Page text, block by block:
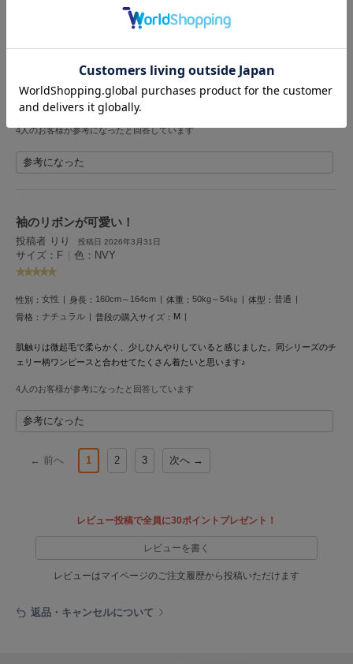
ミュシャ
NEW Balance
nezu
ネズ
NIKE
ナイキ
NOWNS
ナウンス
null.
ヌル
On
オン
Onitsuka Tiger
ワンピタイプはあまり持ってなかったけど結構エアコンつけててもあったかいから
いいよ
4人のお客様が参考になったと回答しています
参考になった
袖のリボンが可愛い！
投稿者 りり 投稿日 2026年3月31日
サイズ：F 色：NVY
性別： 女性 身長： 160cm～164cm 体重： 50kg～54㎏ 体型： 普通
骨格： ナチュラル 普段の購入サイズ： M
肌触りは微起毛で柔らかく、少しひんやりしていると感じました。同シリーズのチ
ェリー柄ワンピースと合わせてたくさん着たいと思います♪
4人のお客様が参考になったと回答しています
参考になった
← 前へ 1 2 3 次へ →
レビュー投稿で全員に30ポイントプレゼント！
レビューを書く
レビューはマイページのご注文履歴から投稿いただけます
返品・キャンセルについて